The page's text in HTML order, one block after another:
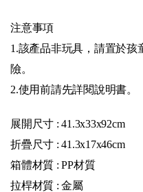
注意事項
1.該產品非玩具，請置於
險。
2.使用前請先詳閱說明書。
展開尺寸 : 41.3x33x92cm
折疊尺寸 : 41.3x17x46cm
箱體材質 : PP材質
拉桿材質 : 金屬